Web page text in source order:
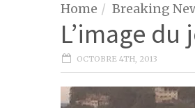
Home Breaking
L’image
OCTOBRE 4TH, 2013